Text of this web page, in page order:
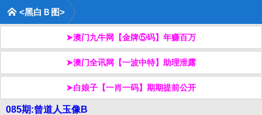
<黑白Ｂ图>
➤澳门九牛网【金牌⑤码】年赚百万
➤澳门全讯网【一波中特】助理泄露
➤白娘子【一肖一码】期期提前公开
085期:曾道人玉像B